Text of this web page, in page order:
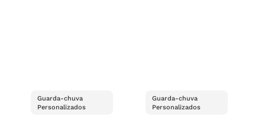
Guarda-chuva
Personalizados
Guarda-chuva
Personalizados